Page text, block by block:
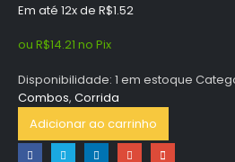
Em até 12x de R$1.52
ou R$14.21 no Pix
Disponibilidade: 1 em estoque
Combos, Corrida
Adicionar ao carrinho